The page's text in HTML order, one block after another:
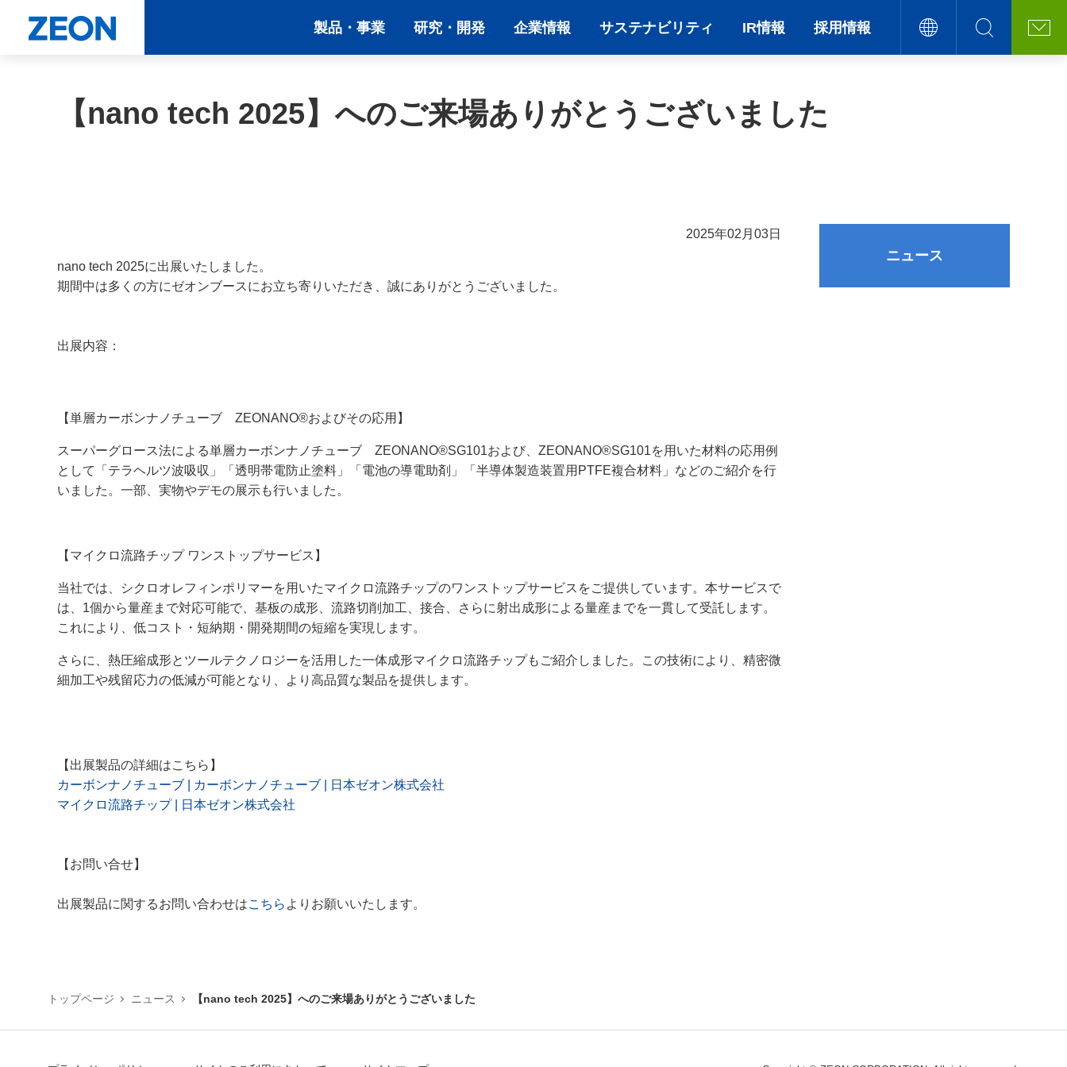
製品・事業 研究・開発 企業情報 サステナビリティ IR情報 採用情報
【nano tech 2025】へのご来場ありがとうございました
トップページ ニュース 【nano tech 2025】へのご来場ありがとうございました
2025年02月03日
nano tech 2025に出展いたしました。
期間中は多くの方にゼオンブースにお立ち寄りいただき、誠にありがとうございました。
出展内容：
【単層カーボンナノチューブ ZEONANO®およびその応用】
スーパーグロース法による単層カーボンナノチューブ ZEONANO®SG101および、 ZEONANO®SG101を用いた材料の応用例
として「テラヘルツ波吸収」「透明帯電防止塗料」「電池の導電助剤」「半導体製造装置用 PTFE複合材料」などのご紹介を行
いました。一部、実物やデモの展示も行いました。
【マイクロ流路チップ ワンストップサービス】
当社では、シクロオレフィンポリマーを用いたマイクロ流路チップのワンストップサービスをご提供しています。本サービスで
は、 1個から量産まで対応可能で、基板の成形、流路切削加工、接合、さらに射出成形による量産までを一貫して受託します。
これにより、低コスト・短納期・開発期間の短縮を実現します。
さらに、熱圧縮成形とツールテクノロジーを活用した一体成形マイクロ流路チップもご紹介しました。この技術により、精密微
細加工や残留応力の低減が可能となり、より高品質な製品を提供します。
【出展製品の詳細はこちら】
カーボンナノチューブ | カーボンナノチューブ | 日本ゼオン株式会社
マイクロ流路チップ | 日本ゼオン株式会社
【お問い合せ】
出展製品に関するお問い合わせはこちら よりお願いいたします。
ニュース